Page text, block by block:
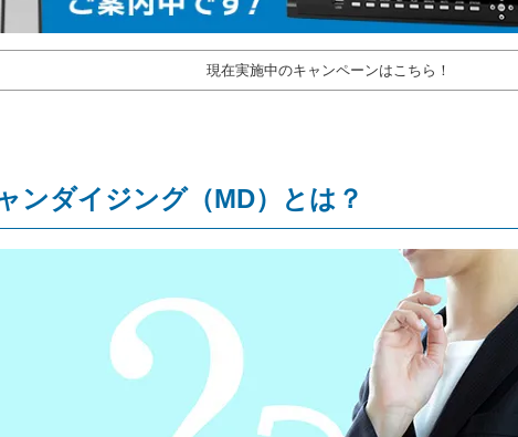
現在実施中のキャンペーンはこちら！
ンダイジング（MD）とは？